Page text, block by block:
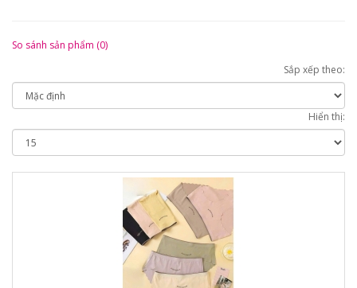
So sánh sản phẩm (0)
Sắp xếp theo:
Hiển thị: